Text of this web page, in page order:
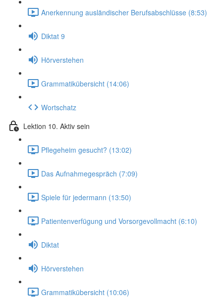
Anerkennung ausländischer Berufsabschlüsse (8:53)
Diktat 9
Hörverstehen
Grammatikübersicht (14:06)
Wortschatz
Lektion 10. Aktiv sein
Pflegeheim gesucht? (13:02)
Das Aufnahmegespräch (7:09)
Spiele für jedermann (13:50)
Patientenverfügung und Vorsorgevollmacht (6:10)
Diktat
Hörverstehen
Grammatikübersicht (10:06)